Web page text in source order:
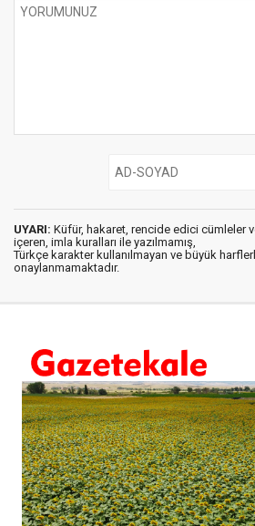
UYARI: Küfür, hakaret, rencide edici cümleler
içeren, imla kuralları ile yazılmamış,
Türkçe karakter kullanılmayan ve büyük
onaylanmamaktadır.